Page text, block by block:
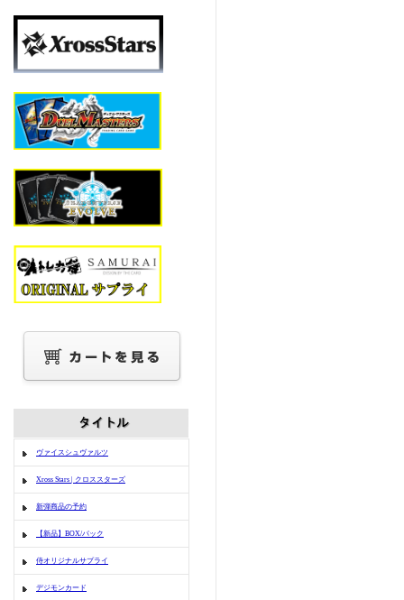
ヴァイスシュヴァルツ
Xross Stars | クロススターズ
新弾商品の予約
【新品】BOX/パック
侍オリジナルサプライ
デジモンカード